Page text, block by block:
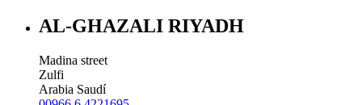
AL-GHAZALI RIYADH
Madina street
Zulfi
Arabia Saudí